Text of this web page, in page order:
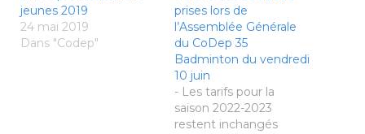
jeunes 2019
24 mai 2019
Dans "Codep"
prises lors de
l’Assemblée Générale
du CoDep 35
Badminton du vendredi
10 juin
- Les tarifs pour la
saison 2022-2023
restent inchangés